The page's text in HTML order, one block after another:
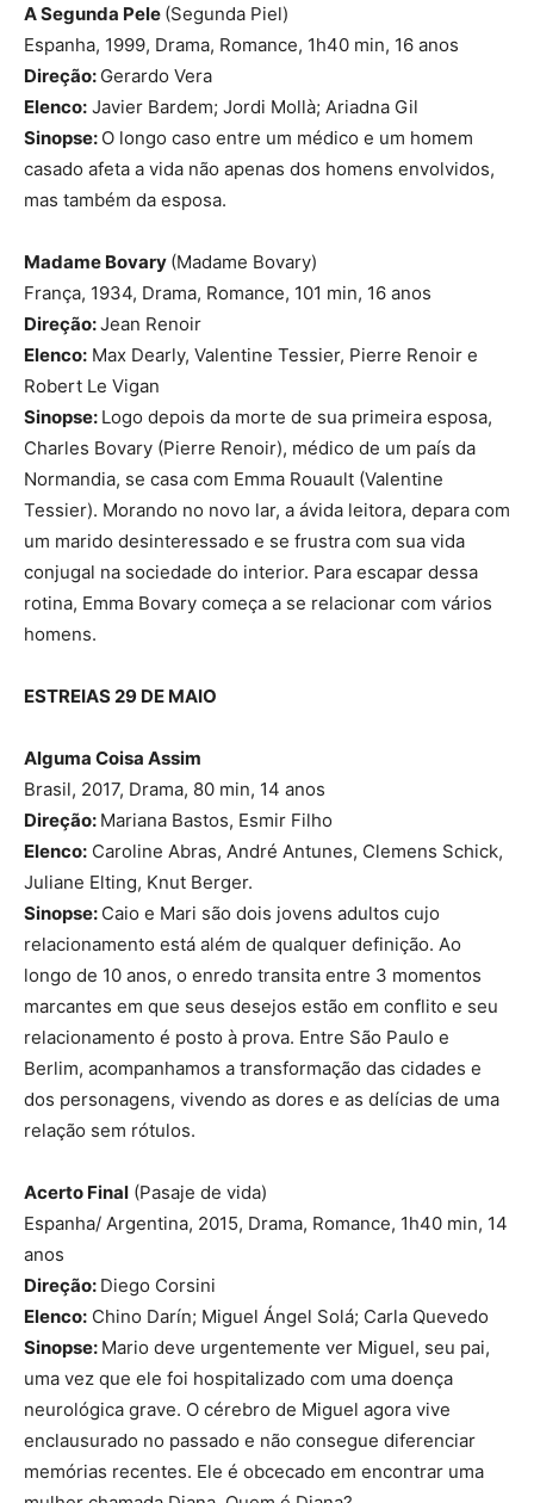
A Segunda Pele (Segunda Piel)
Espanha, 1999, Drama, Romance, 1h40 min, 16 anos
Direção: Gerardo Vera
Elenco: Javier Bardem; Jordi Mollà; Ariadna Gil
Sinopse: O longo caso entre um médico e um homem
casado afeta a vida não apenas dos homens envolvidos,
mas também da esposa.
Madame Bovary (Madame Bovary)
França, 1934, Drama, Romance, 101 min, 16 anos
Direção:Jean Renoir
Elenco: Max Dearly, Valentine Tessier, Pierre Renoir e
Robert Le Vigan
Sinopse: Logo depois da morte de sua primeira esposa,
Charles Bovary (Pierre Renoir), médico de um país da
Normandia, se casa com Emma Rouault (Valentine
Tessier). Morando no novo lar, a ávida leitora, depara com
um marido desinteressado e se frustra com sua vida
conjugal na sociedade do interior. Para escapar dessa
rotina, Emma Bovary começa a se relacionar com vários
homens.
ESTREIAS 29 DE MAIO
Alguma Coisa Assim
Brasil, 2017, Drama, 80 min, 14 anos
Direção: Mariana Bastos, Esmir Filho
Elenco: Caroline Abras, André Antunes, Clemens Schick,
Juliane Elting, Knut Berger.
Sinopse: Caio e Mari são dois jovens adultos cujo
relacionamento está além de qualquer definição. Ao
longo de 10 anos, o enredo transita entre 3 momentos
marcantes em que seus desejos estão em conflito e seu
relacionamento é posto à prova. Entre São Paulo e
Berlim, acompanhamos a transformação das cidades e
dos personagens, vivendo as dores e as delícias de uma
relação sem rótulos.
Acerto Final (Pasaje de vida)
Espanha/ Argentina, 2015, Drama, Romance, 1h40 min, 14
anos
Direção: Diego Corsini
Elenco: Chino Darín; Miguel Ángel Solá; Carla Quevedo
Sinopse: Mario deve urgentemente ver Miguel, seu pai,
uma vez que ele foi hospitalizado com uma doença
neurológica grave. O cérebro de Miguel agora vive
enclausurado no passado e não consegue diferenciar
memórias recentes. Ele é obcecado em encontrar uma